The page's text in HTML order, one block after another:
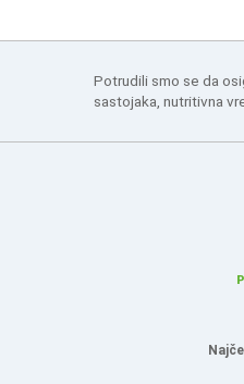
Potrudili smo se da
sastojaka, nutritivna